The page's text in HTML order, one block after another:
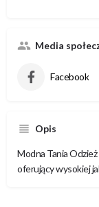
Media
Facebook
Opis
Modna Tania
oferujący wysokiej